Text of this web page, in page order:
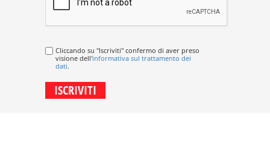
Cliccando su "Iscriviti" confermo di aver preso
visione dell'informativa sul trattamento dei
dati.